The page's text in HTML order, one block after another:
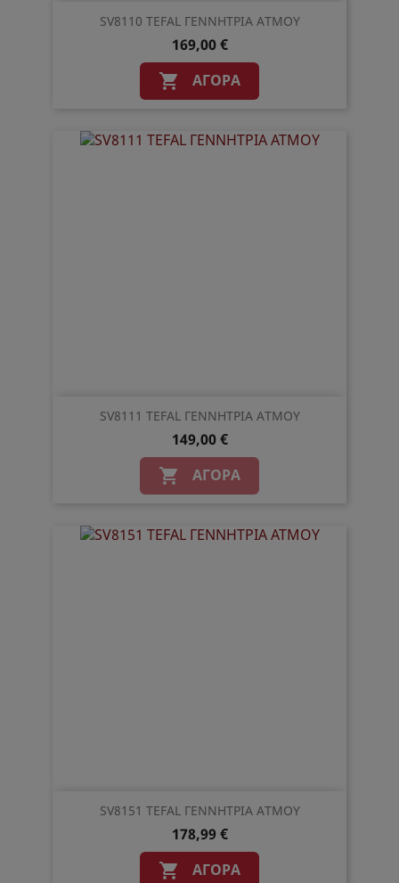
SV8110 TEFAL ΓΕΝΝΗΤΡΙΑ ΑΤΜΟΥ
169,00 €
 ΑΓΟΡΆ
SV8111 TEFAL ΓΕΝΝΗΤΡΙΑ ΑΤΜΟΥ
149,00 €
 ΑΓΟΡΆ
SV8151 TEFAL ΓΕΝΝΗΤΡΙΑ ΑΤΜΟΥ
178,99 €
 ΑΓΟΡΆ